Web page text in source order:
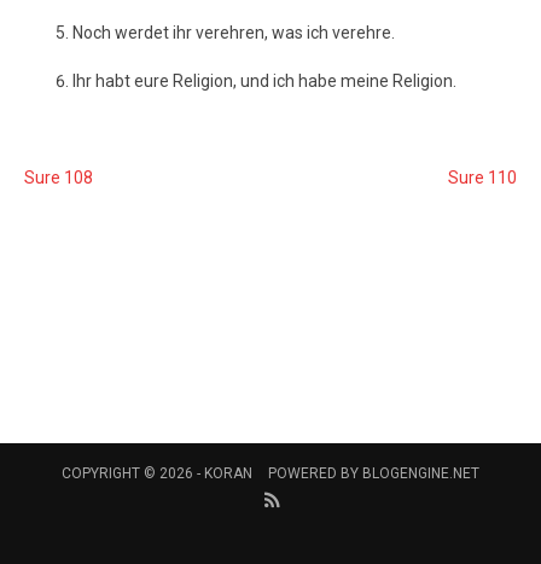
Noch werdet ihr verehren, was ich verehre.
Ihr habt eure Religion, und ich habe meine Religion.
Sure 108 Sure 110
COPYRIGHT © 2026 - KORAN POWERED BY BLOGENGINE.NET